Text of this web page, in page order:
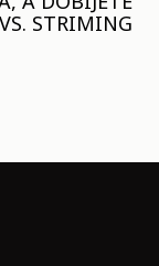
STRIMING